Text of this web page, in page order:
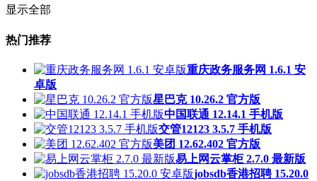
显示全部
热门推荐
重庆政务服务网 1.6.1 安
卓版
星巴克 10.26.2 官方版
中国联通 12.14.1 手机版
交管12123 3.5.7 手机版
美团 12.62.402 官方版
易上网云掌柜 2.7.0 最新版
jobsdb香港招聘 15.20.0